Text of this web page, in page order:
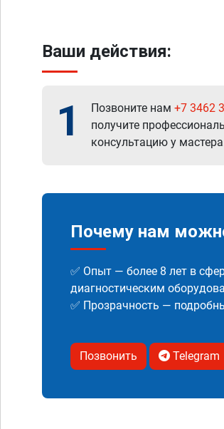
Ваши действия:
1 Позвоните нам +7 3462
получите
консультацию у
Почему нам
✅ Опыт — более 8 лет в
диагностическим
✅ Прозрачность —
Позвонить Telegram